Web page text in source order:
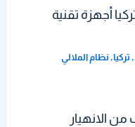
أجهزة تقنية
, تركيا, نظام الملالي
الانهيار